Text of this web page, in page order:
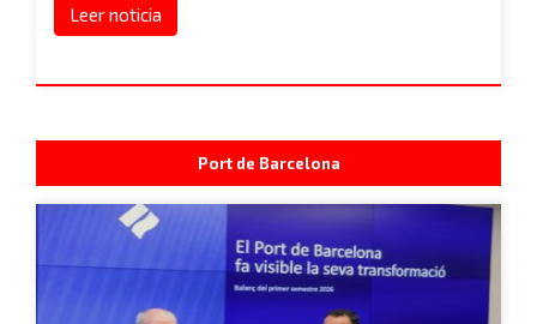
Leer noticia
Port de Barcelona